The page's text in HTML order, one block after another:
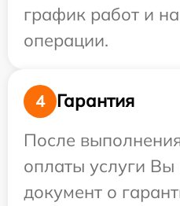
график работ и
операции.
4
Гарантия
После
оплаты услуги Вы
документ о